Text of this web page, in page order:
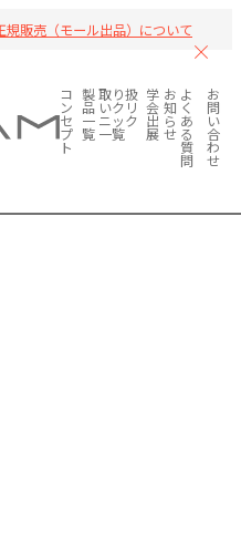
規販売（モール出品）について
コ
ン
セ
プ
ト
製
品
一
覧
取り扱
いクリ
ニック
一覧
学
会
出
展
お
知
ら
せ
よ
く
あ
る
質
問
お
問
い
合
わ
せ